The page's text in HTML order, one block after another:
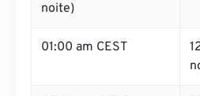
noite)
01:00 am CEST